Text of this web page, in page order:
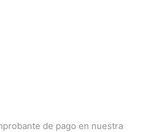
de pago en nuestra